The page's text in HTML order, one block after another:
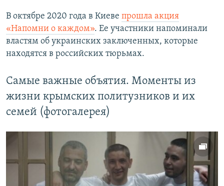
В октябре 2020 года в Киеве прошла акция
«Напомни о каждом». Ее участники напоминали
властям об украинских заключенных, которые
находятся в российских тюрьмах.
Самые важные объятия. Моменты из
жизни крымских политузников и их
семей (фотогалерея)